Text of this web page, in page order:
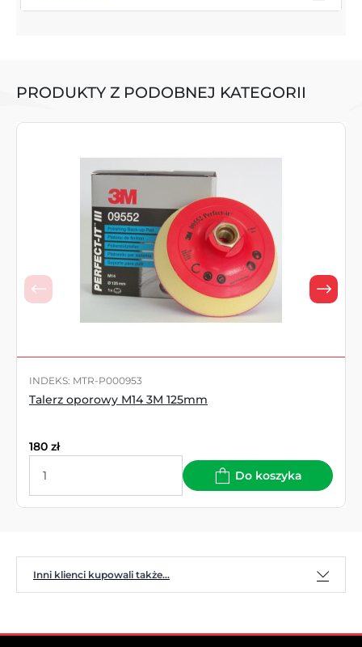
PRODUKTY Z PODOBNEJ KATEGORII
INDEKS: MTR-P000953
Talerz oporowy M14 3M 125mm
180 zł
Do koszyka
Inni klienci kupowali także...